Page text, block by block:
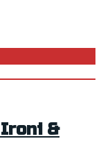
&